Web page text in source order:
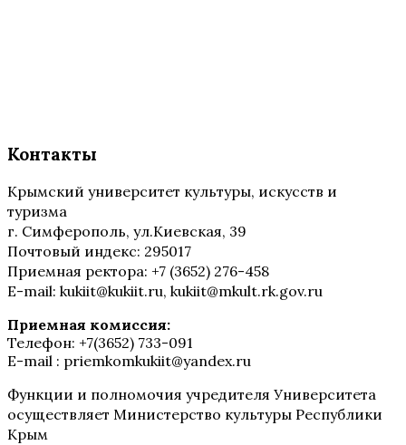
Контакты
Крымский университет культуры, искусств и
туризма
г. Симферополь, ул.Киевская, 39
Почтовый индекс: 295017
Приемная ректора: +7 (3652) 276-458
E-mail: kukiit@kukiit.ru, kukiit@mkult.rk.gov.ru
Приемная комиссия:
Телефон: +7(3652) 733-091
E-mail : priemkomkukiit@yandex.ru
Функции и полномочия учредителя Университета
осуществляет Министерство культуры Республики
Крым